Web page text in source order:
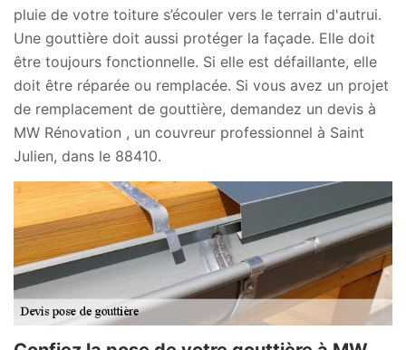
pluie de votre toiture s’écouler vers le terrain d'autrui.
Une gouttière doit aussi protéger la façade. Elle doit
être toujours fonctionnelle. Si elle est défaillante, elle
doit être réparée ou remplacée. Si vous avez un projet
de remplacement de gouttière, demandez un devis à
MW Rénovation , un couvreur professionnel à Saint
Julien, dans le 88410.